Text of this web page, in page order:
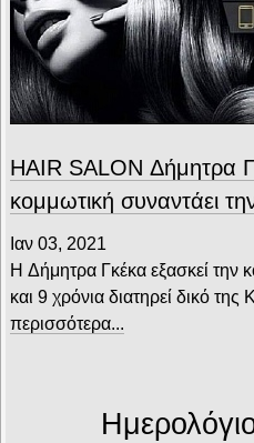
HAIR SALON Δήμητρα
κομμωτική συναντάει
Ιαν 03, 2021
H Δήμητρα Γκέκα εξασκεί την
και 9 χρόνια διατηρεί δικό
περισσότερα...